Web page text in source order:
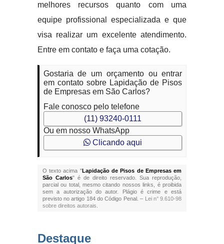
melhores recursos quanto com uma
equipe profissional especializada e que
visa realizar um excelente atendimento.
Entre em contato e faça uma cotação.
Gostaria de um orçamento ou entrar
em contato sobre Lapidação de Pisos
de Empresas em São Carlos?
Fale conosco pelo telefone
(11) 93240-0111
Ou em nosso WhatsApp
Clicando aqui
O texto acima "Lapidação de Pisos de Empresas em
São Carlos" é de direito reservado. Sua reprodução,
parcial ou total, mesmo citando nossos links, é proibida
sem a autorização do autor. Plágio é crime e está
previsto no artigo 184 do Código Penal. – Lei n° 9.610-98
sobre direitos autorais
Destaque